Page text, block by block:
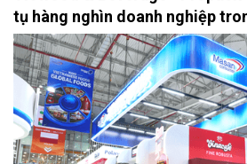
tụ hàng nghìn doanh nghiệp